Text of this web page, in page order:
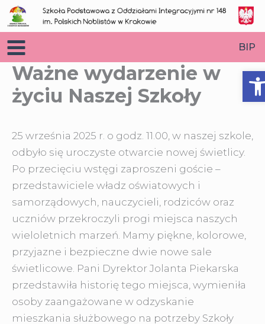
Przejdź
do
treści
BIP
Ważne wydarzenie w
życiu Naszej Szkoły
25 września 2025 r. o godz. 11.00, w naszej szkole,
odbyło się uroczyste otwarcie nowej świetlicy.
Po przecięciu wstęgi zaproszeni goście –
przedstawiciele władz oświatowych i
samorządowych, nauczycieli, rodziców oraz
uczniów przekroczyli progi miejsca naszych
wieloletnich marzeń. Mamy piękne, kolorowe,
przyjazne i bezpieczne dwie nowe sale
świetlicowe. Pani Dyrektor Jolanta Piekarska
przedstawiła historię tego miejsca, wymieniła
osoby zaangażowane w odzyskanie
mieszkania służbowego na potrzeby Szkoły